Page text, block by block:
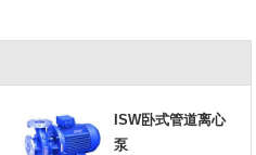
ISW卧式管道离心
泵